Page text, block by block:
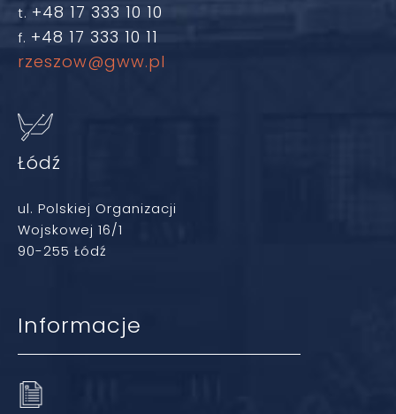
t. +48 17 333 10 10
f. +48 17 333 10 11
rzeszow@gww.pl
Łódź
ul. Polskiej Organizacji
Wojskowej 16/1
90-255 Łódź
Informacje